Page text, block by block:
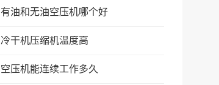
有油和无油空压机哪个好
冷干机压缩机温度高
空压机能连续工作多久